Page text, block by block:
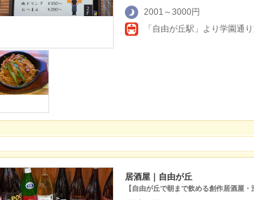
2001～3000円
「自由が丘駅」より学園通
居酒屋｜自由が丘
【自由が丘で朝まで飲める創作居酒屋